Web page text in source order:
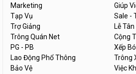
Marketing
Giúp
Tạp Vụ
Sale -
Trợ Giảng
Lễ Tân
Trông Quán Net
Cộng
PG - PB
Xếp
Lao Động Phổ Thông
Trông
Bảo Vệ
Việc